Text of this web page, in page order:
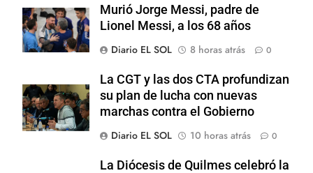
Murió Jorge Messi, padre de
Lionel Messi, a los 68 años
Diario EL SOL
8 horas atrás 0
La CGT y las dos CTA profundizan
su plan de lucha con nuevas
marchas contra el Gobierno
Diario EL SOL
10 horas atrás 0
La Diócesis de Quilmes celebró la